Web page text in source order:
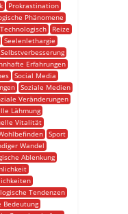
Prokrastination
Phänomene
Reize
Seelenlethargie
Selbstverbesserung
Erfahrungen
Social Media
Soziale Medien
Veränderungen
Lähmung
Vitalität
Sport
Wandel
Ablenkung
Tendenzen
Bedeutung